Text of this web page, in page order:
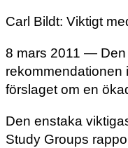
Carl Bildt: Viktigt
8 mars 2011 —
rekommendationen
förslaget om en
Den enstaka
Study Groups